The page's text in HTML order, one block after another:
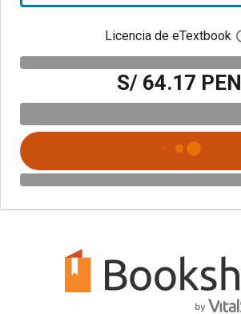
Licencia de eTextbook
S/ 64.17 PEN